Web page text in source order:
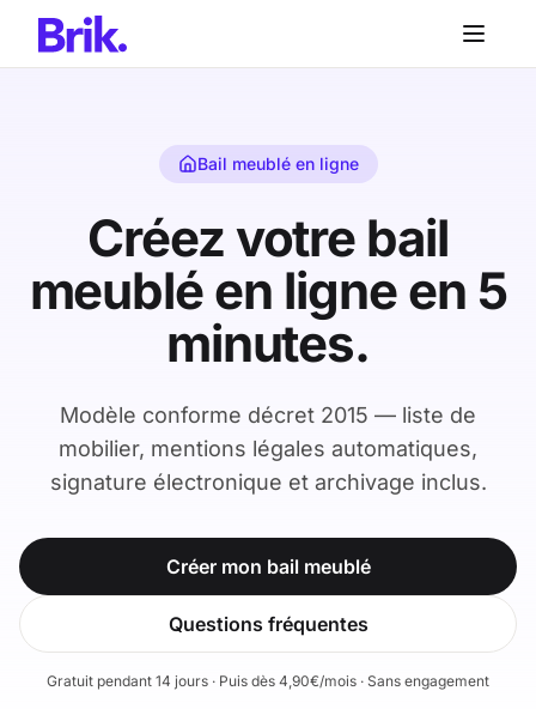
Aller au contenu principal
Aller au contenu principal
Bail meublé en ligne
Créez votre bail
meublé en ligne en 5
minutes.
Modèle conforme décret 2015 — liste de
mobilier, mentions légales automatiques,
signature électronique et archivage inclus.
Créer mon bail meublé
Questions fréquentes
Gratuit pendant 14 jours · Puis dès 4,90€/mois · Sans engagement